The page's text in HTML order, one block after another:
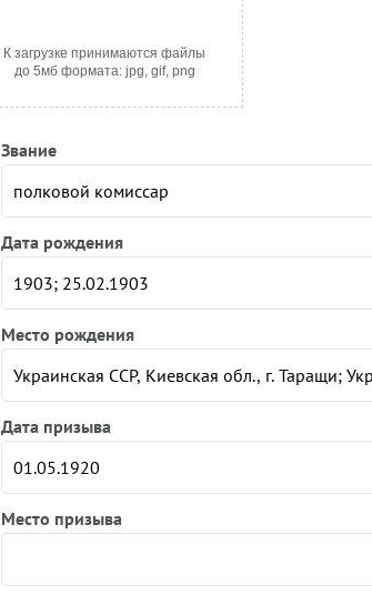
К загрузке принимаются файлы
до 5мб формата: jpg, gif, png
Звание
Дата рождения
Место рождения
Дата призыва
Место призыва